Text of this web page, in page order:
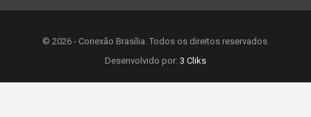
© 2026 - Conexão Brasília. Todos os direitos reservados.
Desenvolvido por: 3 Cliks